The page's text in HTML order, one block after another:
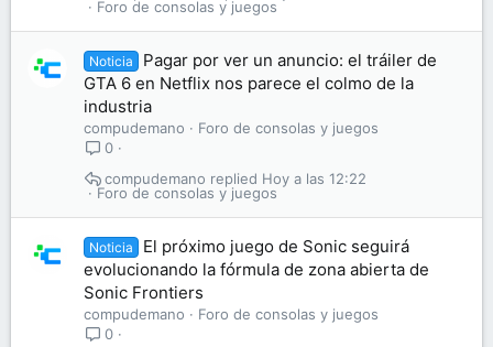
Foro de consolas y juegos
Noticia
Pagar por ver un anuncio: el tráiler de
GTA 6 en Netflix nos parece el colmo de la
industria
compudemano
Foro de consolas y juegos
0
Foro de consolas y juegos
Hoy a las 12:22
compudemano
Noticia
El próximo juego de Sonic seguirá
evolucionando la fórmula de zona abierta de
Sonic Frontiers
compudemano
Foro de consolas y juegos
0